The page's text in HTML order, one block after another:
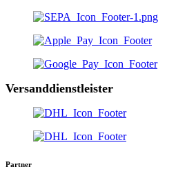
Versanddienstleister
Partner